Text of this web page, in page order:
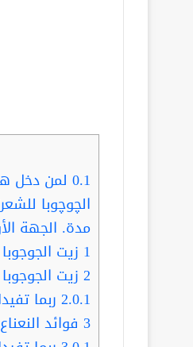
0.1 لمن دخل
الچوچوبا
مدة. الجهة
1 زيت
2 زيت
2.0.1 ربما
3 فوائد